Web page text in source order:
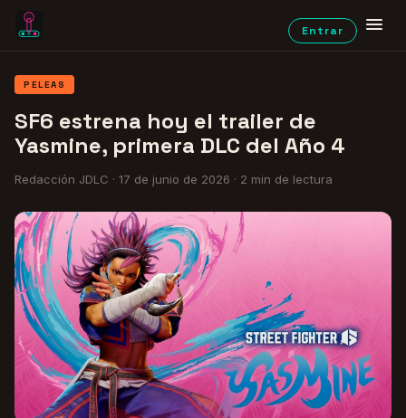
Entrar
PELEAS
SF6 estrena hoy el trailer de
Yasmine, primera DLC del Año 4
Redacción JDLC · 17 de junio de 2026 · 2 min de lectura